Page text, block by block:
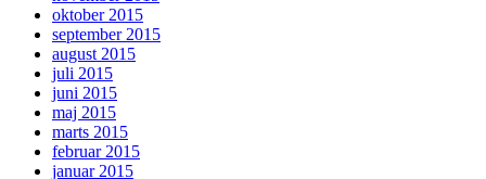
oktober 2015
september 2015
august 2015
juli 2015
juni 2015
maj 2015
marts 2015
februar 2015
januar 2015